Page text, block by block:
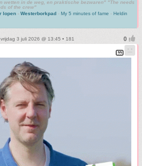
wetten in de weg, en praktische bezwaren" "The needs
of the crew"
lopen - Westerborkpad - My 5 minutes of fame - Heldin
vrijdag 3 juli 2026 @ 13:45 • 181